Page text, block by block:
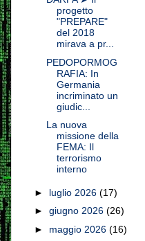
progetto
"PREPARE"
del 2018
mirava a pr...
PEDOPORMOG
RAFIA: In
Germania
incriminato un
giudic...
La nuova
missione della
FEMA: Il
terrorismo
interno
► luglio 2026 (17)
► giugno 2026 (26)
► maggio 2026 (16)